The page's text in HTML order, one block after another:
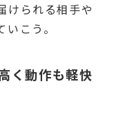
けられる相手や
こう。
く動作も軽快